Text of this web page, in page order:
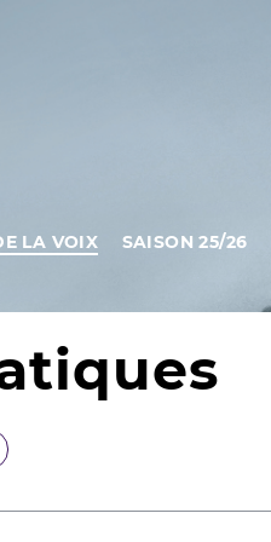
LA VOIX SAISON 25/26